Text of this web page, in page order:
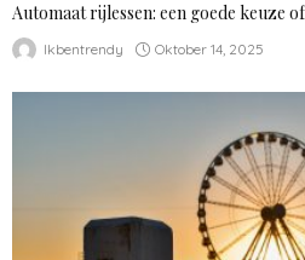
Automaat rijlessen: een goede keuze
Ikbentrendy Oktober 14, 2025